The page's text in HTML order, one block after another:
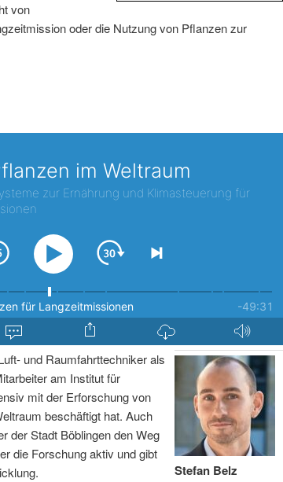
von
oder die Nutzung von Pflanzen zur
Stefan Belz
und Raumfahrttechniker als
am Institut für
mit der Erforschung von
beschäftigt hat. Auch
der Stadt Böblingen den Weg
die Forschung aktiv und gibt